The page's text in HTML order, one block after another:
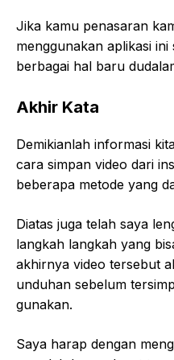
Jika kamu penasaran
menggunakan aplikasi
berbagai hal baru
Akhir Kata
Demikianlah informasi
cara simpan video dari
beberapa metode yang
Diatas juga telah saya
langkah langkah yang
akhirnya video tersebut
unduhan sebelum
gunakan.
Saya harap dengan